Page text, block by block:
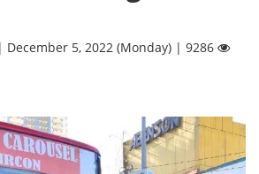
| December 5, 2022 (Monday) | 9286